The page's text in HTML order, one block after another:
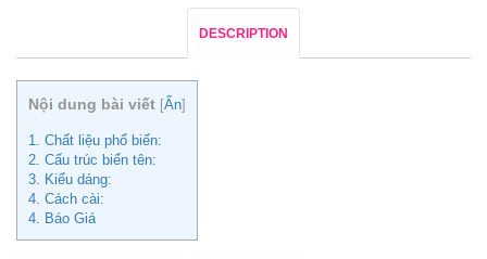
DESCRIPTION
Nội dung bài viết [Ẩn]
1. Chất liệu phổ biến:
2. Cấu trúc biển tên:
3. Kiểu dáng:
4. Cách cài:
4. Báo Giá